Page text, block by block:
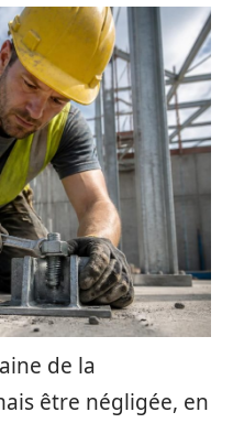
de la
être négligée, en